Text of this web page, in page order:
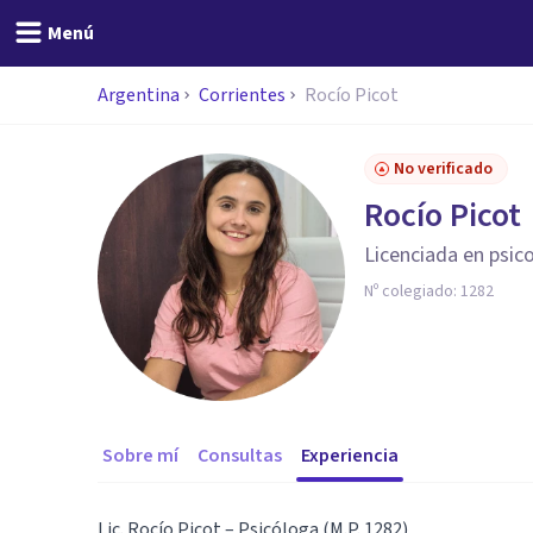
Menú
Argentina Corrientes Rocío Picot
No verificado
Rocío Picot
Licenciada en
Nº colegiado: 1282
Sobre mí Consultas Experiencia